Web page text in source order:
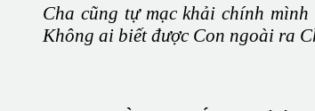
Cha cũng tự mạc khải chính
Không ai biết được Con ngoài ra